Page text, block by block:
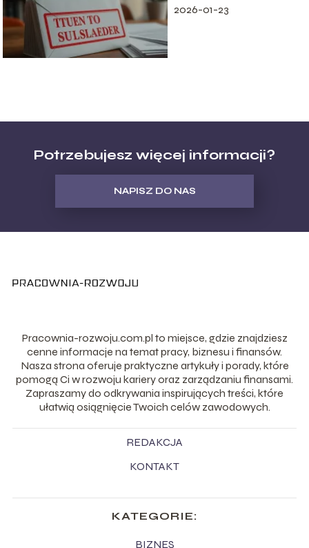
2026-01-23
Potrzebujesz więcej informacji?
NAPISZ DO NAS
Pracownia-rozwoju.com.pl to miejsce, gdzie znajdziesz
cenne informacje na temat pracy, biznesu i finansów.
Nasza strona oferuje praktyczne artykuły i porady, które
pomogą Ci w rozwoju kariery oraz zarządzaniu finansami.
Zapraszamy do odkrywania inspirujących treści, które
ułatwią osiągnięcie Twoich celów zawodowych.
REDAKCJA
KONTAKT
KATEGORIE:
BIZNES